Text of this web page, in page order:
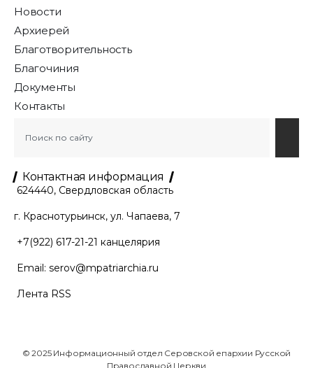
Новости
Архиерей
Благотворительность
Благочиния
Документы
Контакты
Контактная информация
624440, Свердловская область
г. Краснотурьинск, ул. Чапаева, 7
+7(922) 617-21-21 канцелярия
Email: serov@mpatriarchia.ru
Лента RSS
© 2025 Информационный отдел Серовской епархии Русской
Православной Церкви